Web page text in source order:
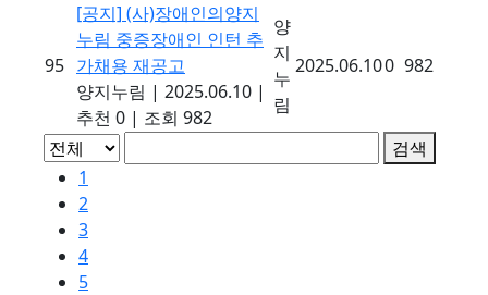
95
[공지] (사)장애인의양지
누림 중증장애인 인턴 추
가채용 재공고
양지누림 | 2025.06.10 |
추천 0 | 조회 982
양
지
누
림
2025.06.100 982
검색
1
2
3
4
5